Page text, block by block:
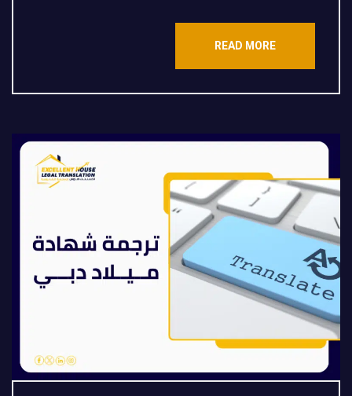
READ MORE